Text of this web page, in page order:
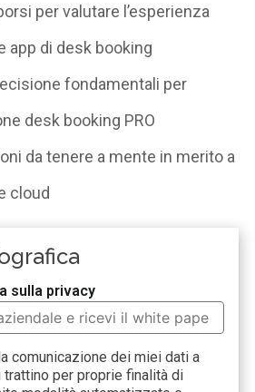
per valutare l’esperienza
app di desk booking
fondamentali per
desk booking PRO
da tenere a mente in merito a
cloud
sulla privacy
comunicazione dei miei dati a
trattino per proprie finalità di